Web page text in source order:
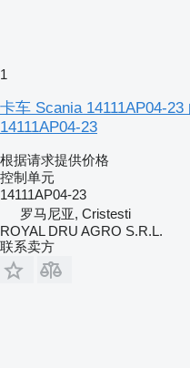
1
卡车 Scania 14111AP04-
14111AP04-23
根据请求提供价格
控制单元
14111AP04-23
罗马尼亚, Cristesti
ROYAL DRU AGRO S.R.L.
联系卖方